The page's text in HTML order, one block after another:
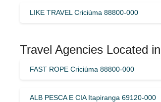
LIKE TRAVEL Criciúma 88800-000
Travel Agencies Located
FAST ROPE Criciúma 88800-000
ALB PESCA E CIA Itapiranga 69120-000